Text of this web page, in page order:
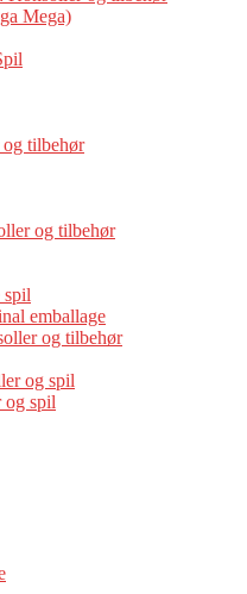
Mega)
tilbehør
og tilbehør
spil
emballage
og tilbehør
og spil
og spil